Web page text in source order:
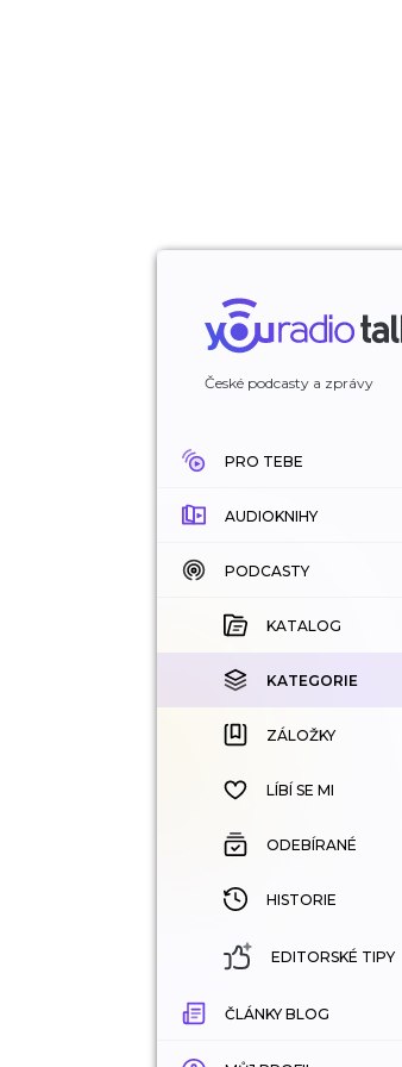
České podcasty a zprávy
PRO TEBE
AUDIOKNIHY
KATALOG
KOUPENÉ
KATEGORIE
ZÁLOŽKY
HISTORIE
PODCASTY
KATALOG
KATEGORIE
ZÁLOŽKY
LÍBÍ SE MI
ODEBÍRANÉ
HISTORIE
EDITORSKÉ TIPY
ČLÁNKY BLOG